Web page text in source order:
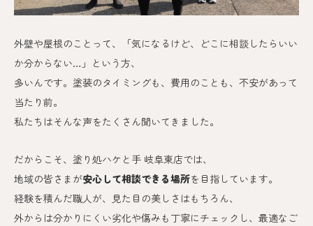
外壁や屋根のことって、「気になるけど、どこに相談したらいい
か分からない…」という方、
多いんです。 塗装のタイミングも、費用のことも、不安があって
当たり前。
私たちはそんな声をたくさん聞いてきました。
だからこそ、塗り処ハケと手 岐阜東店では、
地域の皆さまが安心して相談できる場所を目指しています。
経験を積んだ職人が、見た目の美しさはもちろん、
外からは分かりにくい劣化や傷みも丁寧にチェックし、最適なご